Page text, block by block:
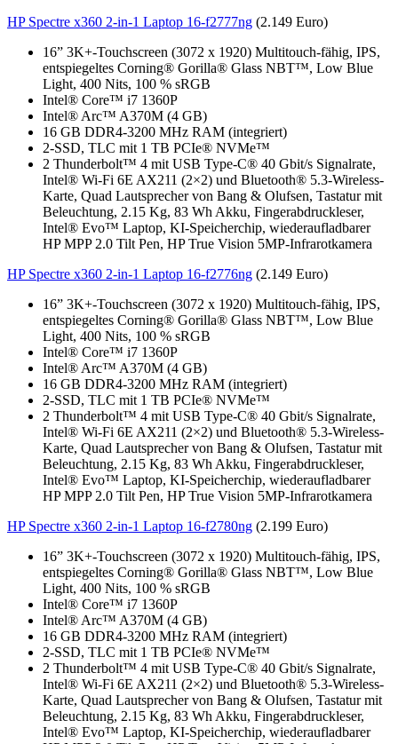
HP Spectre x360 2-in-1 Laptop 16-f2777ng (2.149 Euro)
16” 3K+-Touchscreen (3072 x 1920) Multitouch-fähig, IPS,
entspiegeltes Corning® Gorilla® Glass NBT™, Low Blue
Light, 400 Nits, 100 % sRGB
Intel® Core™ i7 1360P
Intel® Arc™ A370M (4 GB)
16 GB DDR4-3200 MHz RAM (integriert)
2-SSD, TLC mit 1 TB PCIe® NVMe™
2 Thunderbolt™ 4 mit USB Type-C® 40 Gbit/s Signalrate,
Intel® Wi-Fi 6E AX211 (2×2) und Bluetooth® 5.3-Wireless-
Karte, Quad Lautsprecher von Bang & Olufsen, Tastatur mit
Beleuchtung, 2.15 Kg, 83 Wh Akku, Fingerabdruckleser,
Intel® Evo™ Laptop, KI-Speicherchip, wiederaufladbarer
HP MPP 2.0 Tilt Pen, HP True Vision 5MP-Infrarotkamera
HP Spectre x360 2-in-1 Laptop 16-f2776ng (2.149 Euro)
16” 3K+-Touchscreen (3072 x 1920) Multitouch-fähig, IPS,
entspiegeltes Corning® Gorilla® Glass NBT™, Low Blue
Light, 400 Nits, 100 % sRGB
Intel® Core™ i7 1360P
Intel® Arc™ A370M (4 GB)
16 GB DDR4-3200 MHz RAM (integriert)
2-SSD, TLC mit 1 TB PCIe® NVMe™
2 Thunderbolt™ 4 mit USB Type-C® 40 Gbit/s Signalrate,
Intel® Wi-Fi 6E AX211 (2×2) und Bluetooth® 5.3-Wireless-
Karte, Quad Lautsprecher von Bang & Olufsen, Tastatur mit
Beleuchtung, 2.15 Kg, 83 Wh Akku, Fingerabdruckleser,
Intel® Evo™ Laptop, KI-Speicherchip, wiederaufladbarer
HP MPP 2.0 Tilt Pen, HP True Vision 5MP-Infrarotkamera
HP Spectre x360 2-in-1 Laptop 16-f2780ng (2.199 Euro)
16” 3K+-Touchscreen (3072 x 1920) Multitouch-fähig, IPS,
entspiegeltes Corning® Gorilla® Glass NBT™, Low Blue
Light, 400 Nits, 100 % sRGB
Intel® Core™ i7 1360P
Intel® Arc™ A370M (4 GB)
16 GB DDR4-3200 MHz RAM (integriert)
2-SSD, TLC mit 1 TB PCIe® NVMe™
2 Thunderbolt™ 4 mit USB Type-C® 40 Gbit/s Signalrate,
Intel® Wi-Fi 6E AX211 (2×2) und Bluetooth® 5.3-Wireless-
Karte, Quad Lautsprecher von Bang & Olufsen, Tastatur mit
Beleuchtung, 2.15 Kg, 83 Wh Akku, Fingerabdruckleser,
Intel® Evo™ Laptop, KI-Speicherchip, wiederaufladbarer